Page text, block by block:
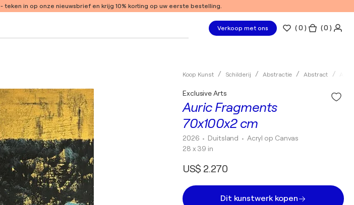
- teken in op onze nieuwsbrief en krijg 10% korting op uw eerste bestelling.
Verkoop met ons (0 ) ( 0 )
Koop Kunst Schilderij Abstractie Abstract
Auric Fragments
70x100x2 cm
Exclusive Arts
2026 • Duitsland • Acryl op Canvas
28 x 39 in
US$ 2.270
Dit kunstwerk kopen